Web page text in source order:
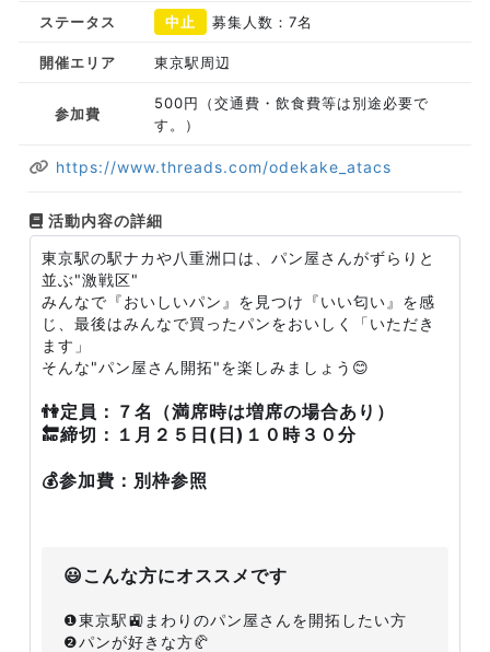
ステータス 中止 募集人数：7名
開催エリア 東京駅周辺
参加費
500円（交通費・飲食費等は別途必要で
す。）
https://www.threads.com/odekake_atacs
活動内容の詳細
東京駅の駅ナカや八重洲口は、パン屋さんがずらりと
並ぶ"激戦区"
みんなで『おいしいパン』を見つけ『いい匂い』を感
じ、最後はみんなで買ったパンをおいしく「いただき
ます」
そんな"パン屋さん開拓"を楽しみましょう😊
👫定員：７名（満席時は増席の場合あり）
🔚締切：１月２５日(日)１０時３０分
💰参加費：別枠参照
😃こんな方にオススメです
❶東京駅🚉まわりのパン屋さんを開拓したい方
❷パンが好きな方🥐